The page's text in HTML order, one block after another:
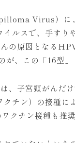
Virus）に
ルスで、手すり
原因となる
、この「16型」
、子宮頸がんだ
チン）の接種に
クチン接種も推奨